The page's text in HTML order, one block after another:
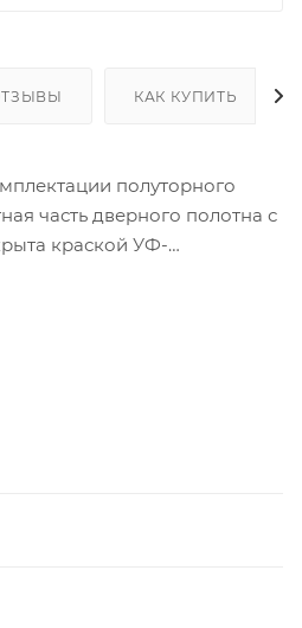
КАК КУПИТЬ
полуторного
часть дверного полотна с
краской УФ-
шпингалета, резьбовые